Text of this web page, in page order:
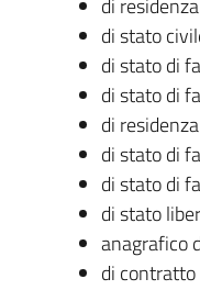
di
di stato
di stato di
di stato di
di
di stato di
di stato di
di stato
anagrafico
di